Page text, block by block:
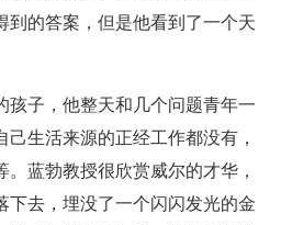
到的答案，但是他看到了一个天
孩子，他整天和几个问题青年一
生活来源的正经工作都没有，
蓝勃教授很欣赏威尔的才华，
下去，埋没了一个闪闪发光的金